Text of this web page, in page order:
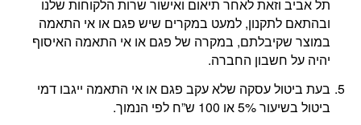
תל אביב וזאת לאחר תיאום ואישור שרות הלקוחות שלנו
ובהתאם לתקנון, למעט במקרים שיש פגם או אי התאמה
במוצר שקיבלתם, במקרה של פגם או אי התאמה האיסוף
יהיה על חשבון החברה.
בעת ביטול עסקה שלא עקב פגם או אי התאמה ייגבו דמי
ביטול בשיעור 5% או 100 ש”ח לפי הנמוך.